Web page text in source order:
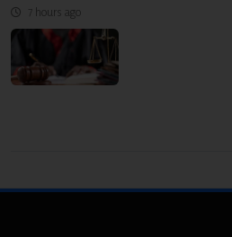
7 hours ago